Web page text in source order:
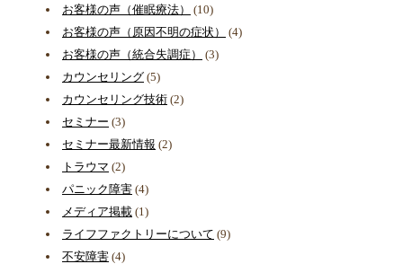
お客様の声（催眠療法）
(10)
お客様の声（原因不明の症状）
(4)
お客様の声（統合失調症）
(3)
カウンセリング (5)
カウンセリング技術 (2)
セミナー (3)
セミナー最新情報 (2)
トラウマ (2)
パニック障害 (4)
メディア掲載 (1)
ライフファクトリーについて (9)
不安障害 (4)